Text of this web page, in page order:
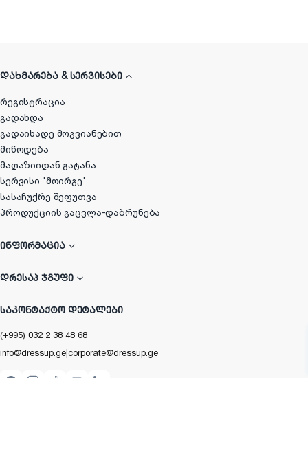
ᲓᲐᲮᲛᲐᲠᲔᲑᲐ & ᲡᲔᲠᲕᲘᲡᲔᲑᲘ
რეგისტრაცია
გადახდა
გადაიხადე მოგვიანებით
მიწოდება
მაღაზიიდან გატანა
სერვისი 'მოირგე'
სასაჩუქრე შეფუთვა
პროდუქციის გაცვლა-დაბრუნება
ᲘᲜᲤᲝᲠᲛᲐᲪᲘᲐ
ᲓᲠᲔᲡᲐᲞ ᲯᲒᲣᲤᲘ
ᲡᲐᲙᲝᲜᲢᲐᲥᲢᲝ ᲓᲔᲢᲐᲚᲔᲑᲘ
(+995) 032 2 38 48 68
info@dressup.ge|corporate@dressup.ge